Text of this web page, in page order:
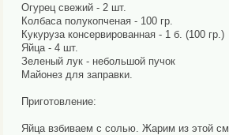
Огурец свежий - 2 шт.
Колбаса полукопченая - 100 гр.
Кукуруза консервированная - 1 б. (100 гр.)
Яйца - 4 шт.
Зеленый лук - небольшой пучок
Майонез для заправки.
Приготовление:
Яйца взбиваем с солью. Жарим из этой